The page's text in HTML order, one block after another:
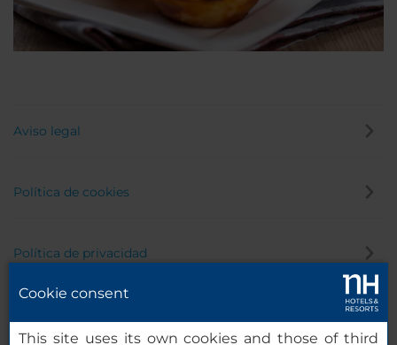
Aviso legal
Política de cookies
Política de privacidad
Cookie consent
This site uses its own cookies and those of third